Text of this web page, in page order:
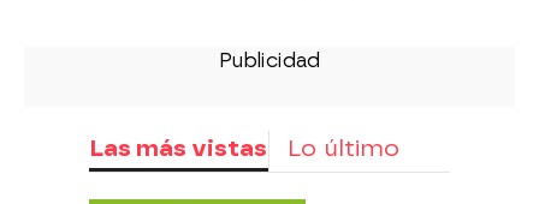
Las más vistas Lo último